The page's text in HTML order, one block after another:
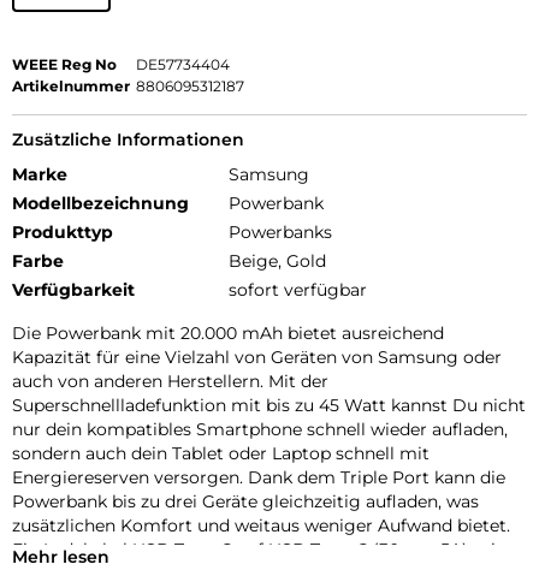
WEEE Reg No
DE57734404
Artikelnummer 8806095312187
Zusätzliche Informationen
Marke
Samsung
Modellbezeichnung
Powerbank
Produkttyp
Powerbanks
Farbe
Beige, Gold
Verfügbarkeit
sofort verfügbar
Die Powerbank mit 20.000 mAh bietet ausreichend
Kapazität für eine Vielzahl von Geräten von Samsung oder
auch von anderen Herstellern. Mit der
Superschnellladefunktion mit bis zu 45 Watt kannst Du nicht
nur dein kompatibles Smartphone schnell wieder aufladen,
sondern auch dein Tablet oder Laptop schnell mit
Energiereserven versorgen. Dank dem Triple Port kann die
Powerbank bis zu drei Geräte gleichzeitig aufladen, was
zusätzlichen Komfort und weitaus weniger Aufwand bietet.
Ein Ladekabel USB Type-C auf USB Type-C (30 cm, 5A) mit
Mehr lesen